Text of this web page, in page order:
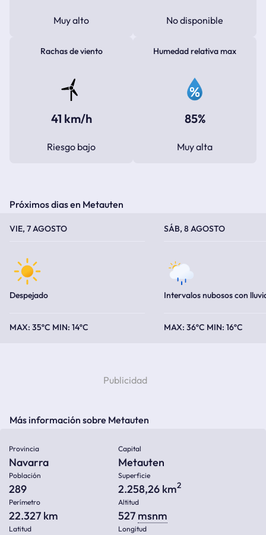
Muy alto No disponible
Rachas de viento
41 km/h
Riesgo bajo
Humedad relativa max
85%
Muy alta
Próximos dias en Metauten
VIE, 7 AGOSTO
Despejado
35ºC 14ºC
SÁB, 8 AGOSTO
Intervalos nubosos con
36ºC 16ºC
Más información sobre Metauten
Provincia
Navarra
Capital
Metauten
Población
289
Superficie
2.258,26 km2
Perímetro
22.327 km
Altitud
527 msnm
Latitud Longitud